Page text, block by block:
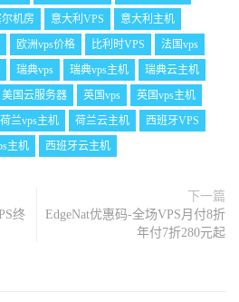
机房 意大利VPS
意大利主机
欧洲vps价格 比利时VPS
法国vps
瑞典vps 瑞典vps主机
瑞典云主机
美国云服务器 英国vps
英国vps主机
荷兰vps主机 荷兰云主机
西班牙VPS
主机
西班牙云主机
终
下一篇
EdgeNat优惠码-全场VPS月付8折
年付7折280元起